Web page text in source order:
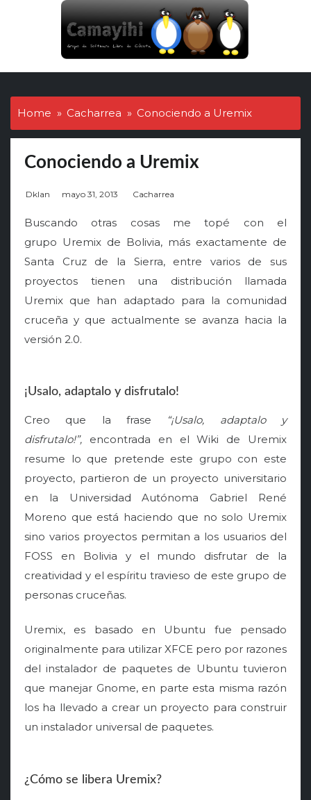
Home Cacharrea Conociendo a Uremix
Conociendo a Uremix
Dklan
P
s
mayo 31, 2013 Cacharrea
Buscando otras cosas me topé con el
grupo Uremix de Bolivia, más exactamente de
Santa Cruz de la Sierra, entre varios de sus
proyectos tienen una distribución llamada
Uremix que han adaptado para la comunidad
cruceña y que actualmente se avanza hacia la
versión 2.0.
¡Usalo, adaptalo y disfrutalo!
Creo que la frase
“¡Usalo, adaptalo y
disfrutalo!”, encontrada en el Wiki de Uremix
resume lo que pretende este grupo con este
proyecto, partieron de un proyecto universitario
en la Universidad Autónoma Gabriel René
Moreno que está haciendo que no solo Uremix
sino varios proyectos permitan a los usuarios del
FOSS en Bolivia y el mundo disfrutar de la
creatividad y el espíritu travieso de este grupo de
personas cruceñas.
Uremix, es basado en Ubuntu fue pensado
originalmente para utilizar XFCE pero por razones
del instalador de paquetes de Ubuntu tuvieron
que manejar Gnome, en parte esta misma razón
los ha llevado a crear un proyecto para construir
un instalador universal de paquetes.
¿Cómo se libera Uremix?